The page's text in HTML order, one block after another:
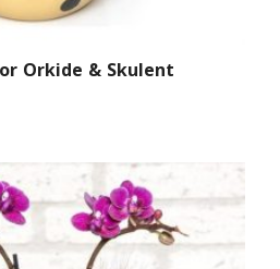
Orkide & Skulent